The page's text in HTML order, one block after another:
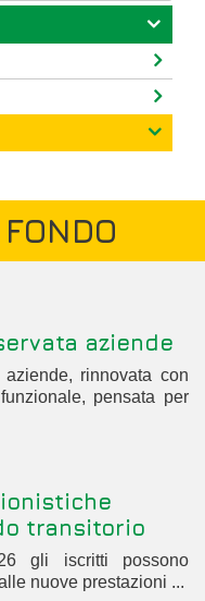
aziende
rinnovata con
pensata per
transitorio
gli iscritti possono
nuove prestazioni ...